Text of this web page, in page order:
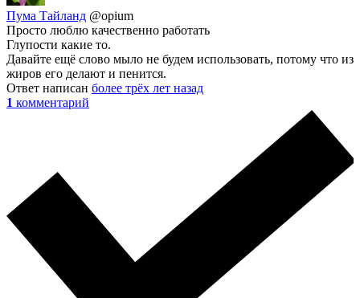
Пума Тайланд @opium
Просто люблю качественно работать
Глупости какие то.
Давайте ещё слово мыло не будем использовать, потому что из
жиров его делают и пенится.
Ответ написан более трёх лет назад
1 комментарий